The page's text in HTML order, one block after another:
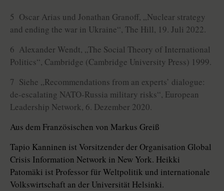
5 Oscar Arias und Jonathan Granoff, „Nuclear strategy
and ending the war in Ukraine“, The Hill, 19. Juli 2022.
6 Alexander Wendt, „The Social Theory of International
Politics“, Cambridge (Cambridge University Press) 1999.
7 Siehe „Recommendations from an experts’ dialogue:
de-escalating NATO-Russia military risks“, European
Leadership Network, 6. Dezember 2020.
Aus dem Französischen von Markus Greiß
Tapio Kanninen ist Vorsitzender der Organisation Global
Crisis Information Network in New York. Heikki
Patomäki ist Professor für Weltpolitik und internationale
Volkswirtschaft an der Universität Helsinki.